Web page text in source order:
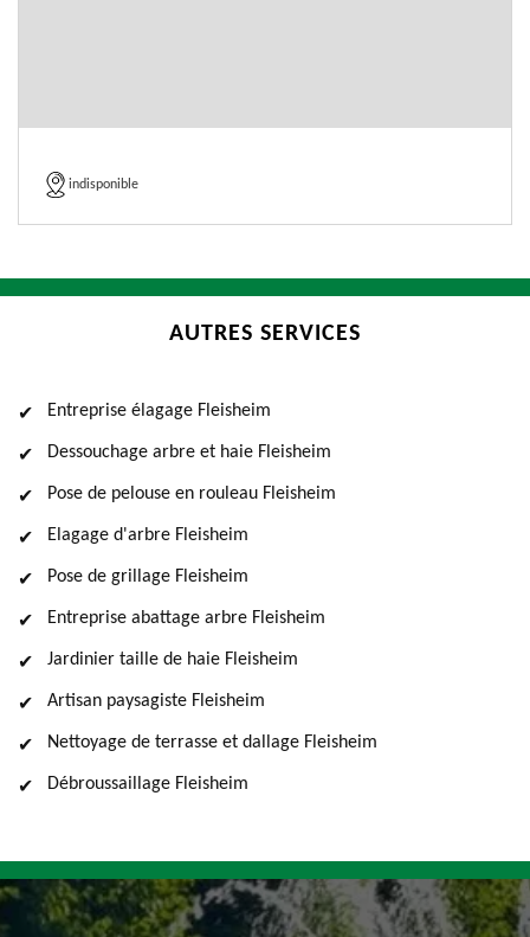
indisponible
AUTRES SERVICES
Entreprise élagage Fleisheim
Dessouchage arbre et haie Fleisheim
Pose de pelouse en rouleau Fleisheim
Elagage d'arbre Fleisheim
Pose de grillage Fleisheim
Entreprise abattage arbre Fleisheim
Jardinier taille de haie Fleisheim
Artisan paysagiste Fleisheim
Nettoyage de terrasse et dallage Fleisheim
Débroussaillage Fleisheim